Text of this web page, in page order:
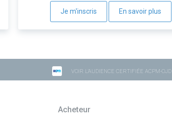
Je m'inscris En savoir plus
VOIR L'AUDIENCE CERTIFIÉE ACPM-OJD
Acheteur